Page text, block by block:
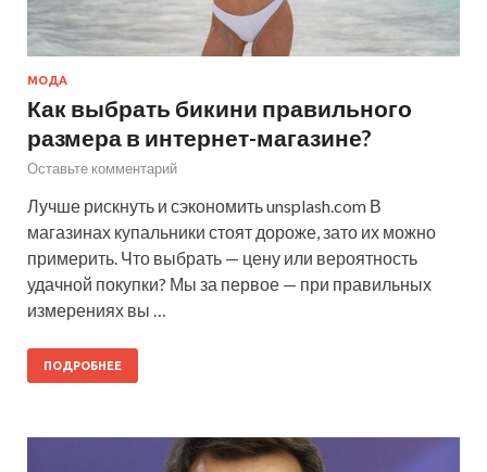
МОДА
Как выбрать бикини правильного
размера в интернет-магазине?
Оставьте комментарий
Лучше рискнуть и сэкономить unsplash.com В
магазинах купальники стоят дороже, зато их можно
примерить. Что выбрать — цену или вероятность
удачной покупки? Мы за первое — при правильных
измерениях вы …
ПОДРОБНЕЕ